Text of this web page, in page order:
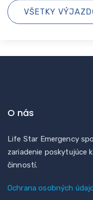
VŠETKY
O nás
Life Star Emergency
zariadenie poskytujúce
činností.
Ochrana osobných